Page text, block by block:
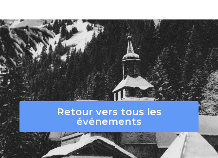
Retour vers tous les
événements